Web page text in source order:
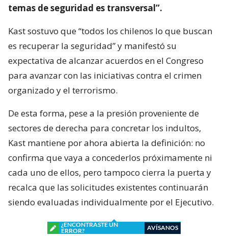
temas de seguridad es transversal”.
Kast sostuvo que “todos los chilenos lo que buscan
es recuperar la seguridad” y manifestó su
expectativa de alcanzar acuerdos en el Congreso
para avanzar con las iniciativas contra el crimen
organizado y el terrorismo.
De esta forma, pese a la presión proveniente de
sectores de derecha para concretar los indultos,
Kast mantiene por ahora abierta la definición: no
confirma que vaya a concederlos próximamente ni
cada uno de ellos, pero tampoco cierra la puerta y
recalca que las solicitudes existentes continuarán
siendo evaluadas individualmente por el Ejecutivo.
¿ENCONTRASTE UN
ERROR?
AVÍSANOS